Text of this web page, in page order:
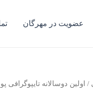
عضویت در مهرگان
/ اولین دوسالانه تایپوگرافی